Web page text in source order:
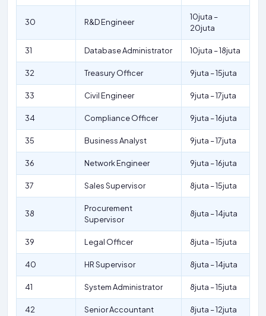
30 R&D Engineer
10juta –
20juta
31 Database Administrator 10juta – 18juta
32 Treasury Officer 9juta – 15juta
33 Civil Engineer 9juta – 17juta
34 Compliance Officer 9juta – 16juta
35 Business Analyst 9juta – 17juta
36 Network Engineer 9juta – 16juta
37 Sales Supervisor 8juta – 15juta
38
Procurement
Supervisor
8juta – 14juta
39 Legal Officer 8juta – 15juta
40 HR Supervisor 8juta – 14juta
41 System Administrator 8juta – 15juta
42 Senior Accountant 8juta – 12juta